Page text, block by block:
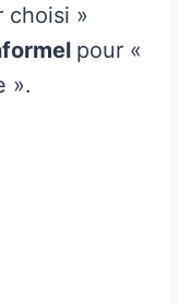
choisi »
pour «
».